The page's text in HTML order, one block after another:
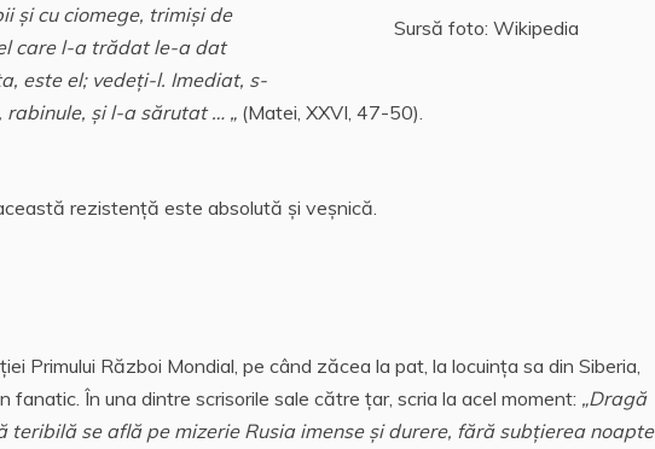
Sursă foto: Wikipedia
şi cu ciomege, trimişi de
care l-a trădat le-a dat
este el; vedeţi-l. Imediat, s-
rabinule, şi l-a sărutat … „ (Matei, XXVI, 47-50).
rezistenţă este absolută şi veşnică.
Primului Război Mondial, pe când zăcea la pat, la locuinţa sa din Siberia,
În una dintre scrisorile sale către ţar, scria la acel moment: „Dragă
teribilă se află pe mizerie Rusia imense şi durere, fără subţierea noapte